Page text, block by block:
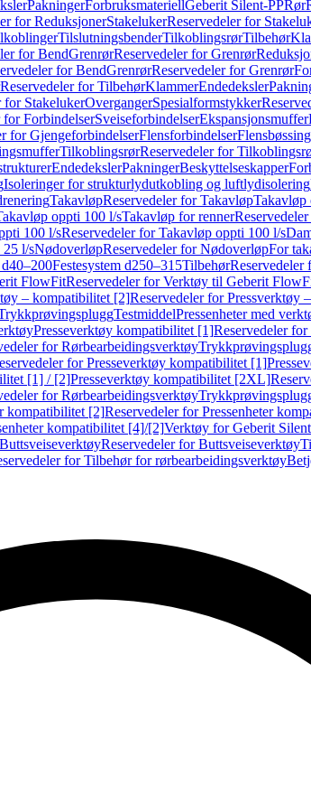
PakningerForbruksmateriellGeberit Silent-PPRør
for ReduksjonerStakelukerReservedeler for
TilslutningsbenderTilkoblingsrørTilbehør
for BendGrenrørReservedeler for Grenrør
for BendGrenrørReservedeler for Grenrør
Reservedeler for TilbehørKlammerEndedeksler
for StakelukerOvergangerSpesialformstykker
for ForbindelserSveiseforbindelserEkspansjonsmuffer
for GjengeforbindelserFlensforbindelser
TilkoblingsrørReservedeler for
EndedekslerPakningerBeskyttelseskapper
Isoleringer for strukturlydutkobling og luftlydisolering
TakavløpReservedeler for TakavløpTakavløp
oppti 100 l/sTakavløp for renner
100 l/sReservedeler for Takavløp oppti 100 l/s
25 l/sNødoverløpReservedeler for NødoverløpFor
d40–200Festesystem d250–315TilbehørReservedeler
FlowFitReservedeler for Verktøy til Geberit
– kompatibilitet [2]Reservedeler for Pressverktøy
TestmiddelPressenheter med
Presseverktøy kompatibilitet [1]Reservedeler
for Rørbearbeidingsverktøy
for Presseverktøy kompatibilitet [1]
[1] / [2]Presseverktøy kompatibilitet [2XL]
for Rørbearbeidingsverktøy
kompatibilitet [2]Reservedeler for Pressenheter
kompatibilitet [4]/[2]Verktøy for Geberit
ButtsveiseverktøyReservedeler for Buttsveiseverktøy
for Tilbehør for rørbearbeidingsverktøy